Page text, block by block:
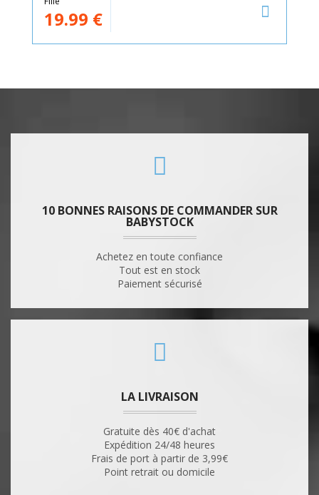
19.99 €
10 BONNES RAISONS DE COMMANDER SUR
BABYSTOCK
Achetez en toute confiance
Tout est en stock
Paiement sécurisé
LA LIVRAISON
Gratuite dès 40€ d'achat
Expédition 24/48 heures
Frais de port à partir de 3,99€
Point retrait ou domicile